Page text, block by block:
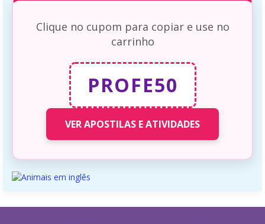
Clique no cupom para copiar e use no
carrinho
PROFE50
VER APOSTILAS E ATIVIDADES